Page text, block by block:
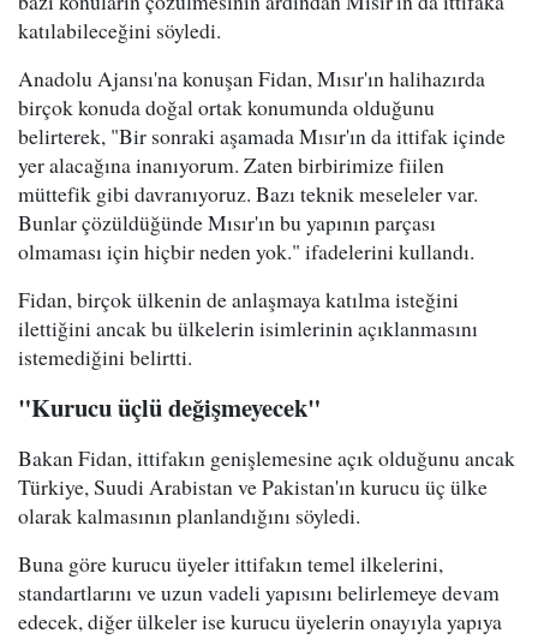
katılabileceğini söyledi.
Anadolu Ajansı'na konuşan Fidan, Mısır'ın halihazırda
birçok konuda doğal ortak konumunda olduğunu
belirterek, "Bir sonraki aşamada Mısır'ın da ittifak içinde
yer alacağına inanıyorum. Zaten birbirimize fiilen
müttefik gibi davranıyoruz. Bazı teknik meseleler var.
Bunlar çözüldüğünde Mısır'ın bu yapının parçası
olmaması için hiçbir neden yok." ifadelerini kullandı.
Fidan, birçok ülkenin de anlaşmaya katılma isteğini
ilettiğini ancak bu ülkelerin isimlerinin açıklanmasını
istemediğini belirtti.
"Kurucu üçlü değişmeyecek"
Bakan Fidan, ittifakın genişlemesine açık olduğunu ancak
Türkiye, Suudi Arabistan ve Pakistan'ın kurucu üç ülke
olarak kalmasının planlandığını söyledi.
Buna göre kurucu üyeler ittifakın temel ilkelerini,
standartlarını ve uzun vadeli yapısını belirlemeye devam
edecek, diğer ülkeler ise kurucu üyelerin onayıyla yapıya